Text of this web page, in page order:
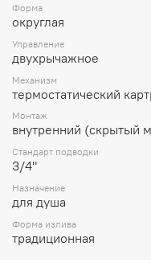
Форма
округлая
Управление
двухрычажное
Механизм
термостатический
Монтаж
внутренний (скрытый
Стандарт подводки
3/4"
Назначение
для душа
Форма излива
традиционная